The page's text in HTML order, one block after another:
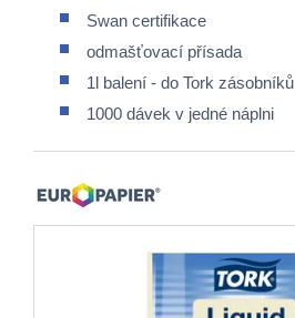
Swan certifikace
odmašťovací přísada
1l balení - do Tork zásobníků
1000 dávek v jedné náplni